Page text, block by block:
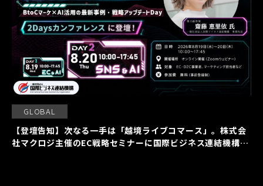
GLOBAL
【登壇告知】次なる一手は「越境ライブコマース」。株式会
社マクロジ主催のEC戦略セミナーに国際ビジネス連結機構の